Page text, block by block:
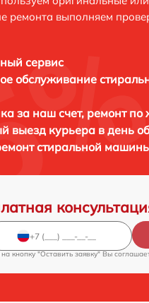
ремонта выполняем
сервис
обслуживание
за наш счет, ремонт
выезд курьера в день
стиральной
кнопку "Оставить заявку" Вы